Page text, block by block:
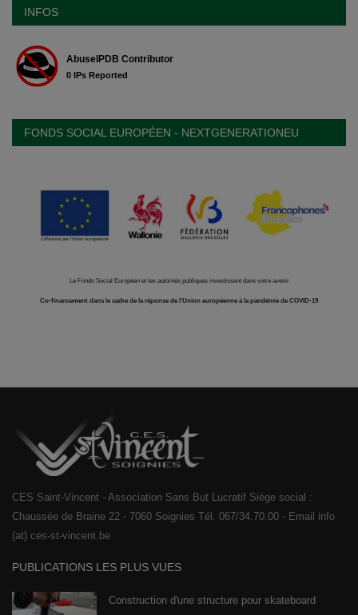
INFOS
FONDS SOCIAL EUROPÉEN - NEXTGENERATIONEU
Le Fonds Social Européen et les autorités publiques investissent dans votre avenir
Co-financement dans le cadre de la réponse de l'Union européenne à la pandémie de COVID-19
CES Saint-Vincent - Association Sans But Lucratif Siège social :
Chaussée de Braine 22 - 7060 Soignies Tél. 067/34.70.00 - Email info
(at) ces-st-vincent.be
PUBLICATIONS LES PLUS VUES
Construction d'une structure pour skateboard